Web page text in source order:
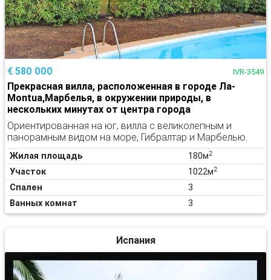
€ 580 000 IVR-3549
Прекрасная вилла, расположенная в городе Ла-
Montua,Марбелья, в окружении природы, в
нескольких минутах от центра города
Ориентированная на юг, вилла с великолепным и
панорамным видом на море, Гибралтар и Марбелью.
Жилая площадь 180м2
Участок 1022м2
Спален
3
Ванных комнат
3
Испания